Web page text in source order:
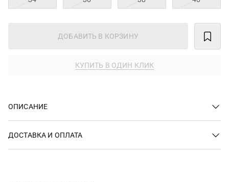
ДОБАВИТЬ В КОРЗИНУ
КУПИТЬ В ОДИН КЛИК
ОПИСАНИЕ
ДОСТАВКА И ОПЛАТА